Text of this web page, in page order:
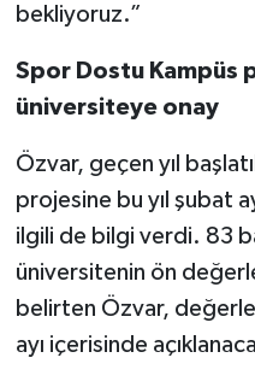
bekliyoruz.”
Spor Dostu Kampüs
üniversiteye onay
Özvar, geçen yıl
projesine bu yıl şubat
ilgili de bilgi verdi. 83
üniversitenin ön
belirten Özvar,
ayı içerisinde